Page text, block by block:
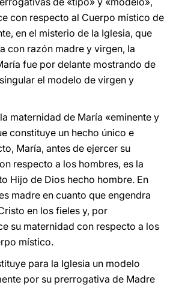
con respecto al Cuerpo místico de
en el misterio de la Iglesia, que
con razón madre y virgen, la
fue por delante mostrando de
el modelo de virgen y
maternidad de María «eminente y
constituye un hecho único e
María, antes de ejercer su
respecto a los hombres, es la
Hijo de Dios hecho hombre. En
madre en cuanto que engendra
en los fieles y, por
su maternidad con respecto a los
místico.
para la Iglesia un modelo
por su prerrogativa de Madre